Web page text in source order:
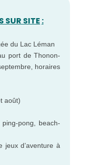
SUR SITE :
du Lac Léman
port de Thonon-
horaires
août)
pong, beach-
jeux d’aventure à